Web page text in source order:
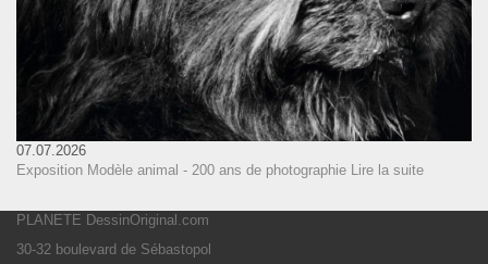
07.07.2026
Exposition Modèle animal - 200 ans de photographie Lire la suite
PLANETE DessinOriginal.com
30-32 boulevard de Sébastopol